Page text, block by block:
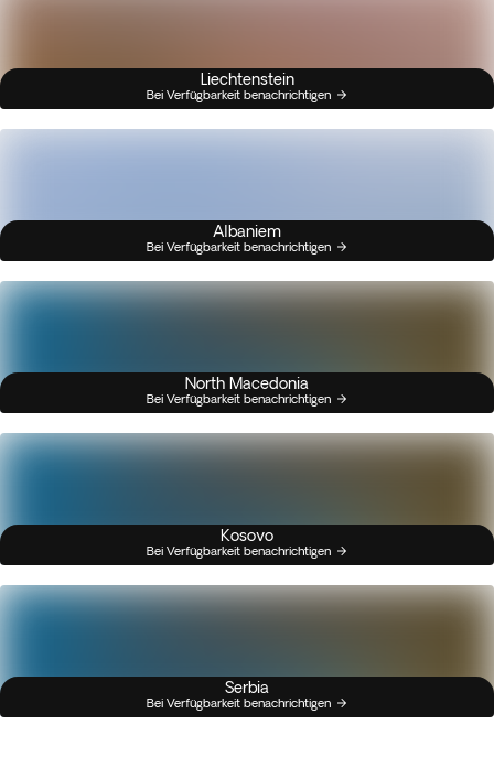
Liechtenstein
Bei Verfügbarkeit benachrichtigen
Albaniem
Bei Verfügbarkeit benachrichtigen
North Macedonia
Bei Verfügbarkeit benachrichtigen
Kosovo
Bei Verfügbarkeit benachrichtigen
Serbia
Bei Verfügbarkeit benachrichtigen